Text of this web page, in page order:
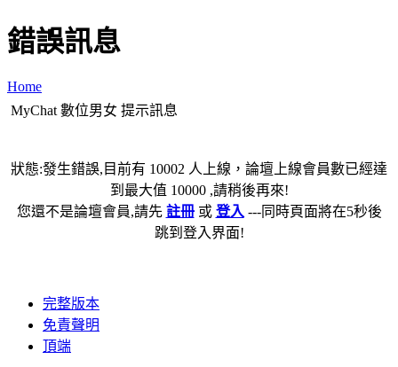
錯誤訊息
Home
MyChat 數位男女 提示訊息
狀態:發生錯誤,目前有 10002 人上線，論壇上線會員數已經達
到最大值 10000 ,請稍後再來!
您還不是論壇會員,請先 註冊或 登入 ---同時頁面將在5秒後
跳到登入界面!
完整版本
免責聲明
頂端